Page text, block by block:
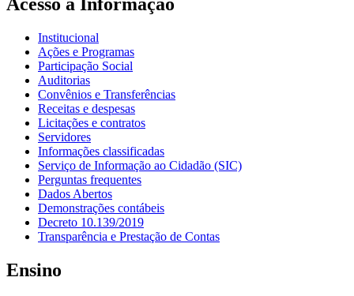
Acesso à Informação
Institucional
Ações e Programas
Participação Social
Auditorias
Convênios e Transferências
Receitas e despesas
Licitações e contratos
Servidores
Informações classificadas
Serviço de Informação ao Cidadão (SIC)
Perguntas frequentes
Dados Abertos
Demonstrações contábeis
Decreto 10.139/2019
Transparência e Prestação de Contas
Ensino